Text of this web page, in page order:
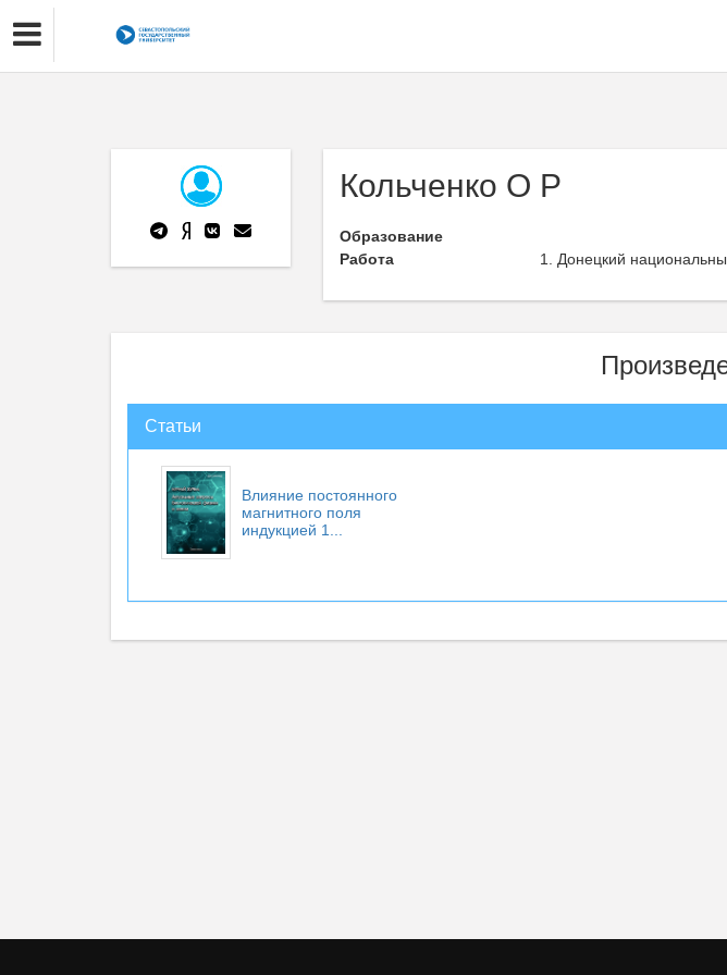
Кольченко О Р
Образование
Работа
Донецкий
Статьи
Влияние постоянного
магнитного поля
индукцией 1...